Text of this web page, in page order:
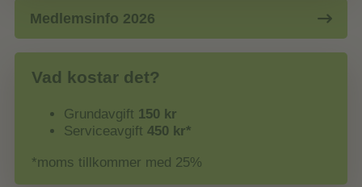
Medlemsinfo 2026
Vad kostar det?
Grundavgift 150 kr
Serviceavgift 450 kr*
*moms tillkommer med 25%